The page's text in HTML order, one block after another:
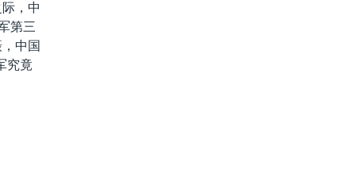
，中
第三
中国
究竟